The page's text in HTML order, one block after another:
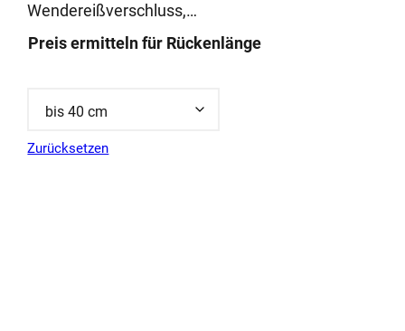
Wendereißverschluss,…
Preis ermitteln für Rückenlänge
Zurücksetzen